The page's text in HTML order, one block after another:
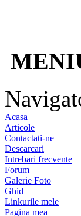
Acasa
Articole
Contactati-ne
Descarcari
Intrebari frecvente
Forum
Galerie Foto
Ghid
Linkurile mele
Pagina mea